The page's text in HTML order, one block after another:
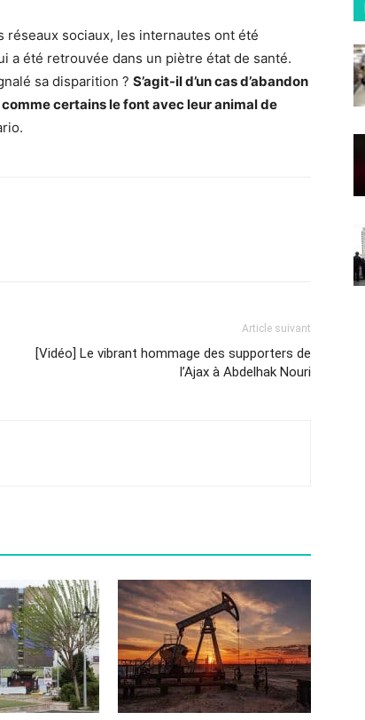
réseaux sociaux, les internautes ont été
a été retrouvée dans un piètre état de santé.
sa disparition ? S’agit-il d’un cas d’abandon
certains le font avec leur animal de
Article suivant
[Vidéo] Le vibrant hommage des supporters de
l’Ajax à Abdelhak Nouri